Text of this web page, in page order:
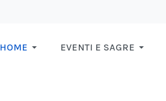
HOME EVENTI E SAGRE